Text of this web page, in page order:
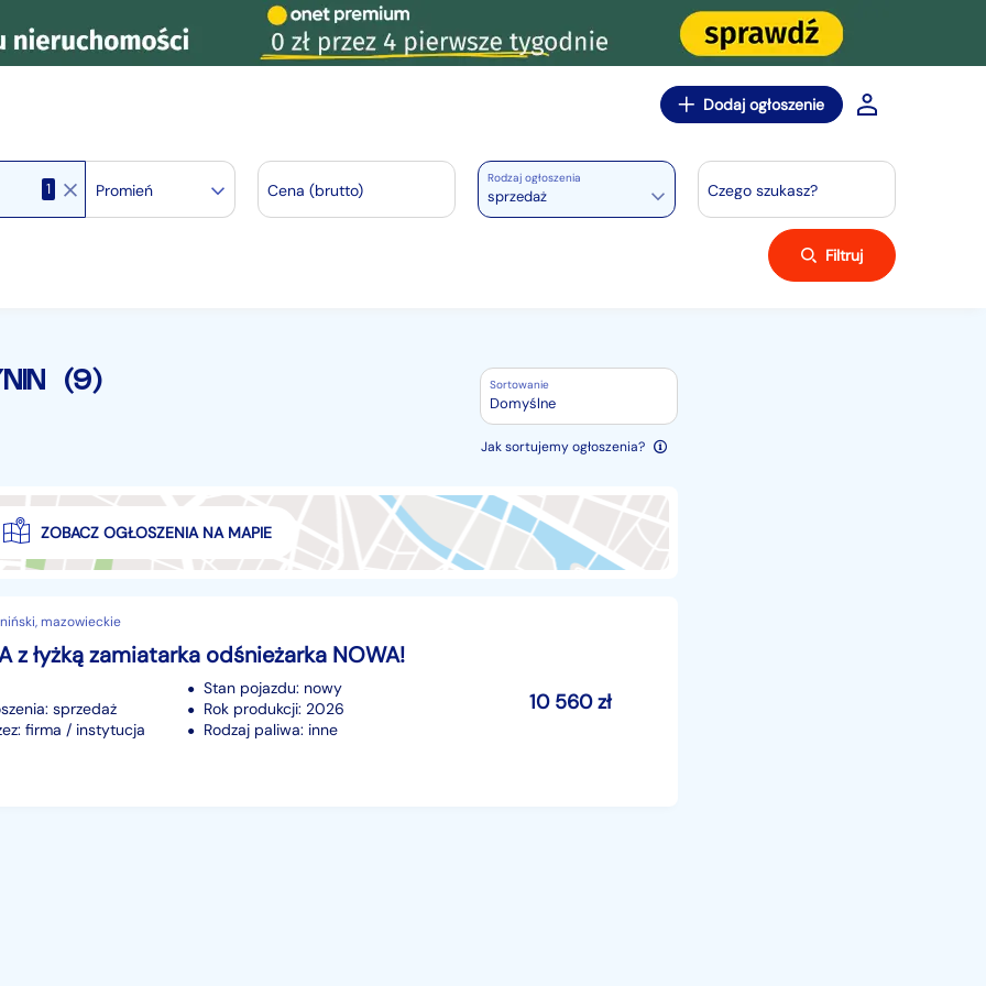
Dodaj ogłoszenie
1 Promień Cena (brutto)
Rodzaj ogłoszenia
sprzedaż Czego szukasz?
Filtruj
(9) Sortowanie
Domyślne
Jak sortujemy ogłoszenia?
ZOBACZ OGŁOSZENIA NA MAPIE
mazowieckie
z łyżką zamiatarka odśnieżarka NOWA!
sprzedaż
firma / instytucja
Stan pojazdu: nowy
Rok produkcji: 2026
Rodzaj paliwa: inne
10 560zł